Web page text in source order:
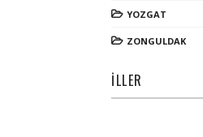
YOZGAT
ZONGULDAK
İLLER